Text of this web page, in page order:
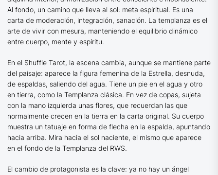
Al fondo, un camino que lleva al sol: meta espiritual. Es una
carta de moderación, integración, sanación. La templanza es el
arte de vivir con mesura, manteniendo el equilibrio dinámico
entre cuerpo, mente y espíritu.
En el Shuffle Tarot, la escena cambia, aunque se mantiene parte
del paisaje: aparece la figura femenina de la Estrella, desnuda,
de espaldas, saliendo del agua. Tiene un pie en el agua y otro
en tierra, como la Templanza clásica. En vez de copas, sujeta
con la mano izquierda unas flores, que recuerdan las que
normalmente crecen en la tierra en la carta original. Su cuerpo
muestra un tatuaje en forma de flecha en la espalda, apuntando
hacia arriba. Mira hacia el sol naciente, el mismo que aparece
en el fondo de la Templanza del RWS.
El cambio de protagonista es la clave: ya no hay un ángel